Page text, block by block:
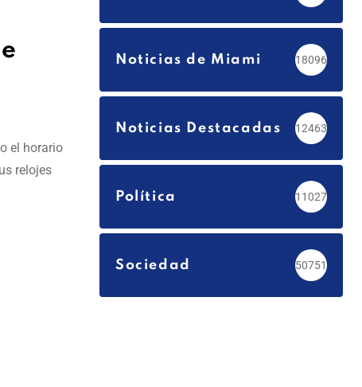
el horario
relojes
Noticias de Miami 18096
Noticias Destacadas 12463
Política 11027
Sociedad 50751